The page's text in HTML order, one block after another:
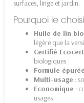
surfaces, linge et jardin.
Pourquoi le
Huile de lin bio
légère que la
Certifié
biologiques
Formule épurée
Multi-usage :
Economique :
usages